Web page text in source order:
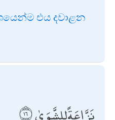
එය දවාළන
نَزَّاعَةً لِلشَّوَىٰ